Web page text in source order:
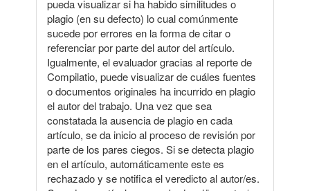
pueda visualizar si ha habido similitudes o
plagio (en su defecto) lo cual comúnmente
sucede por errores en la forma de citar o
referenciar por parte del autor del artículo.
Igualmente, el evaluador gracias al reporte de
Compilatio, puede visualizar de cuáles fuentes
o documentos originales ha incurrido en plagio
el autor del trabajo. Una vez que sea
constatada la ausencia de plagio en cada
artículo, se da inicio al proceso de revisión por
parte de los pares ciegos. Si se detecta plagio
en el artículo, automáticamente este es
rechazado y se notifica el veredicto al autor/es.